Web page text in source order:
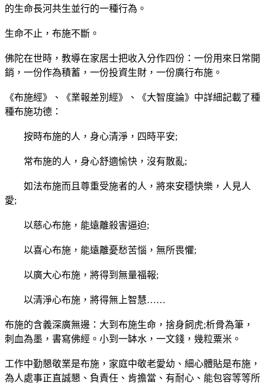
的生命長河共生並行的一種行為。
生命不止，布施不斷。
佛陀在世時，教導在家居士把收入分作四份：一份用來日常開
銷，一份作為積蓄，一份投資生財，一份廣行布施。
《布施經》、《業報差別經》、《大智度論》中詳細記載了種
種布施功德：
按時布施的人，身心清淨，四時平安;
常布施的人，身心舒適愉快，沒有散亂;
如法布施而且尊重受施者的人，將來安穩快樂，人見人
愛;
以慈心布施，能遠離殺害逼迫;
以喜心布施，能遠離憂愁苦惱，無所畏懼;
以廣大心布施，將得到無量福報;
以清淨心布施，將得無上智慧……
布施的含義深廣無邊：大到布施生命，捨身飼虎;析骨為筆，
刺血為墨，書寫佛經。小到一缽水，一文錢，幾粒粟米。
工作中勤懇敬業是布施，家庭中敬老愛幼、細心體貼是布施，
為人處事正直誠懇、負責任、肯擔當、有耐心、能包容等等所